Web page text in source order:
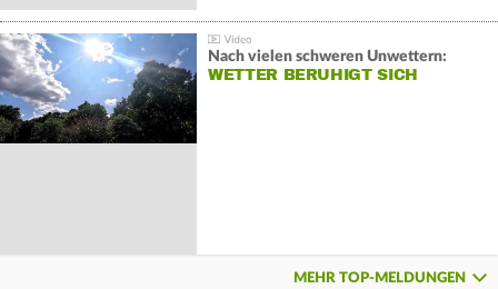
Nach vielen schweren Unwettern:
WETTER BERUHIGT SICH
MEHR TOP-MELDUNGEN